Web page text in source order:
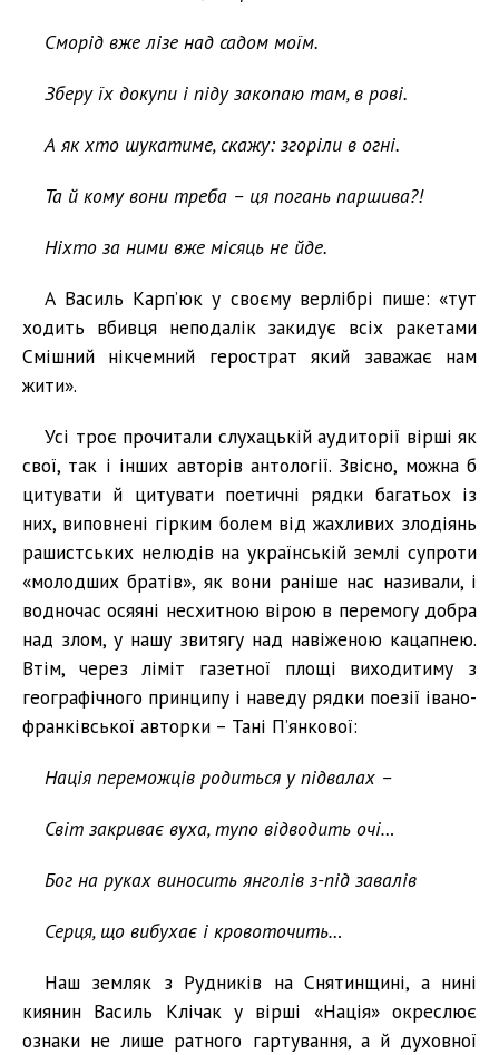
Сморід вже лізе над садом моїм.
Зберу їх докупи і піду закопаю там, в рові.
А як хто шукатиме, скажу: згоріли в огні.
Та й кому вони треба – ця погань паршива?!
Ніхто за ними вже місяць не йде.
А Василь Карп’юк у своєму верлібрі пише: «тут
ходить вбивця неподалік закидує всіх ракетами
Смішний нікчемний герострат який заважає нам
жити».
Усі троє прочитали слухацькій аудиторії вірші як
свої, так і інших авторів антології. Звісно, можна б
цитувати й цитувати поетичні рядки багатьох із
них, виповнені гірким болем від жахливих злодіянь
рашистських нелюдів на українській землі супроти
«молодших братів», як вони раніше нас називали, і
водночас осяяні несхитною вірою в перемогу добра
над злом, у нашу звитягу над навіженою кацапнею.
Втім, через ліміт газетної площі виходитиму з
географічного принципу і наведу рядки поезії івано-
франківської авторки – Тані П’янкової:
Нація переможців родиться у підвалах –
Світ закриває вуха, тупо відводить очі…
Бог на руках виносить янголів з-під завалів
Серця, що вибухає і кровоточить…
Наш земляк з Рудників на Снятинщині, а нині
киянин Василь Клічак у вірші «Нація» окреслює
ознаки не лише ратного гартування, а й духовної